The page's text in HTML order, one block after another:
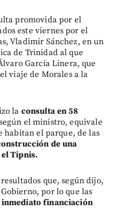
promovida por el
este viernes por el
Vladimir Sánchez, en un
de Trinidad al que
García Linera, que
viaje de Morales a la
la consulta en 58
el ministro, equivale
habitan el parque, de las
de una
Tipnis.
que, según dijo,
por lo que las
inmediato financiación